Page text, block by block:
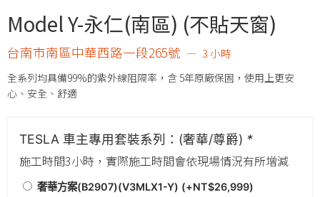
Model Y-永仁(南區) (不貼天窗)
台南市南區中華西路一段265號 3 小時
全系列均具備99%的紫外線阻隔率，含 5年原廠保固，使用上更安
心、安全、舒適
TESLA 車主專用套裝系列：(奢華/尊爵) *
施工時間3小時，實際施工時間會依現場情況有所增減
奢華方案(B2907)(V3MLX1-Y) (+NT$26,999)